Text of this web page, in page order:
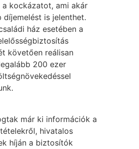
a kockázatot, ami akár
díjemelést is jelenthet.
ház esetében a
követően reálisan
200 ezer
már ki információk a
hivatalos
híján a biztosítók